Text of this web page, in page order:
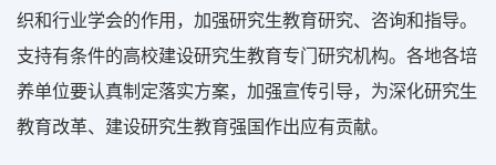
织和行业学会的作用，加强研究生教育研究、咨询和指导。
支持有条件的高校建设研究生教育专门研究机构。各地各培
养单位要认真制定落实方案，加强宣传引导，为深化研究生
教育改革、建设研究生教育强国作出应有贡献。